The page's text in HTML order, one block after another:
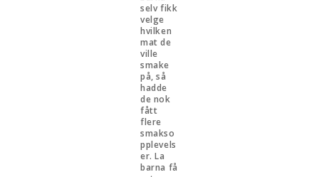
selv fikk
velge
hvilken
mat de
ville
smake
på, så
hadde
de nok
fått
flere
smakso
pplevels
er. La
barna få